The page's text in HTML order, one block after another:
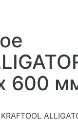
600